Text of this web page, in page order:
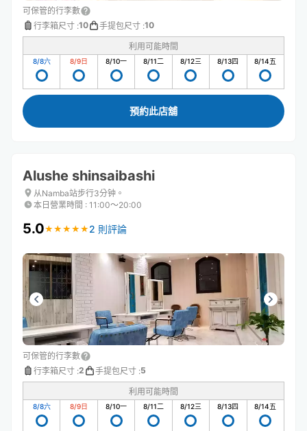
可保管的行李數
行李箱尺寸 :10 手提包尺寸 :10
利用可能時間
8/8六 8/9日 8/10一 8/11二 8/12三 8/13四 8/14五
預約此店舖
Alushe shinsaibashi
从Namba站步行3分钟。
本日營業時間 : 11:00〜20:00
5.0★ ★ ★ ★ ★
★ ★ ★ ★ ★ 2 則評論
可保管的行李數
行李箱尺寸 :2 手提包尺寸 :5
利用可能時間
8/8六 8/9日 8/10一 8/11二 8/12三 8/13四 8/14五